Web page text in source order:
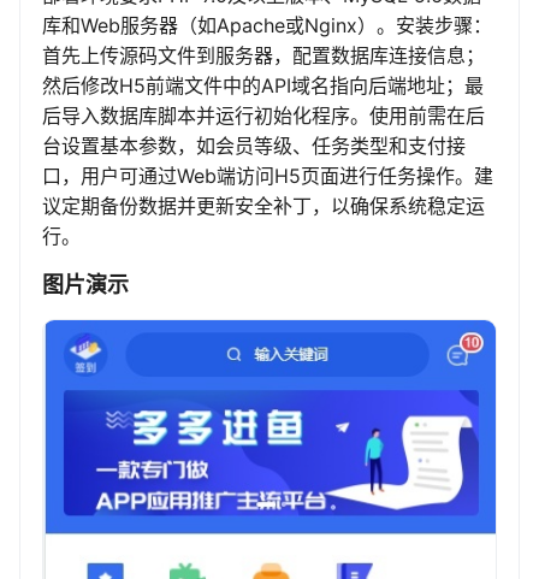
库和Web服务器（如Apache或Nginx）。安装步骤：
首先上传源码文件到服务器，配置数据库连接信息；
然后修改H5前端文件中的API域名指向后端地址；最
后导入数据库脚本并运行初始化程序。使用前需在后
台设置基本参数，如会员等级、任务类型和支付接
口，用户可通过Web端访问H5页面进行任务操作。建
议定期备份数据并更新安全补丁，以确保系统稳定运
行。
图片演示